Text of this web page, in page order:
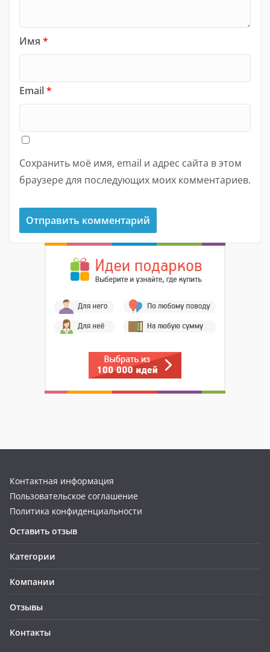
Имя *
Email*
Сохранить моё имя, email и адрес сайта в этом
браузере для последующих моих комментариев.
Контактная информация
Пользовательское соглашение
Политика конфиденциальности
Оставить отзыв
Категории
Компании
Отзывы
Контакты